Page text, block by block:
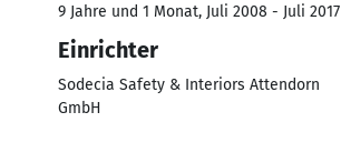
9 Jahre und 1 Monat, Juli 2008 - Juli 2017
Einrichter
Sodecia Safety & Interiors Attendorn
GmbH